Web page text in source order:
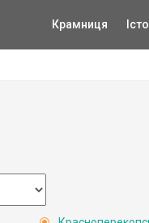
Крамниця